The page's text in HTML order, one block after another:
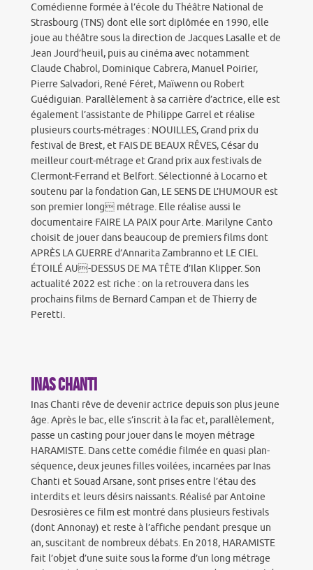
Comédienne formée à l’école du Théâtre National de
Strasbourg (TNS) dont elle sort diplômée en 1990, elle
joue au théâtre sous la direction de Jacques Lasalle et de
Jean Jourd’heuil, puis au cinéma avec notamment
Claude Chabrol, Dominique Cabrera, Manuel Poirier,
Pierre Salvadori, René Féret, Maïwenn ou Robert
Guédiguian. Parallèlement à sa carrière d’actrice, elle est
également l’assistante de Philippe Garrel et réalise
plusieurs courts-métrages : NOUILLES, Grand prix du
festival de Brest, et FAIS DE BEAUX RÊVES, César du
meilleur court-métrage et Grand prix aux festivals de
Clermont-Ferrand et Belfort. Sélectionné à Locarno et
soutenu par la fondation Gan, LE SENS DE L’HUMOUR est
son premier long métrage. Elle réalise aussi le
documentaire FAIRE LA PAIX pour Arte. Marilyne Canto
choisit de jouer dans beaucoup de premiers films dont
APRÈS LA GUERRE d’Annarita Zambranno et LE CIEL
ÉTOILÉ AU-DESSUS DE MA TÊTE d’Ilan Klipper. Son
actualité 2022 est riche : on la retrouvera dans les
prochains films de Bernard Campan et de Thierry de
Peretti.
Inas Chanti
Inas Chanti rêve de devenir actrice depuis son plus jeune
âge. Après le bac, elle s’inscrit à la fac et, parallèlement,
passe un casting pour jouer dans le moyen métrage
HARAMISTE. Dans cette comédie filmée en quasi plan-
séquence, deux jeunes filles voilées, incarnées par Inas
Chanti et Souad Arsane, sont prises entre l’étau des
interdits et leurs désirs naissants. Réalisé par Antoine
Desrosières ce film est montré dans plusieurs festivals
(dont Annonay) et reste à l’affiche pendant presque un
an, suscitant de nombreux débats. En 2018, HARAMISTE
fait l’objet d’une suite sous la forme d’un long métrage